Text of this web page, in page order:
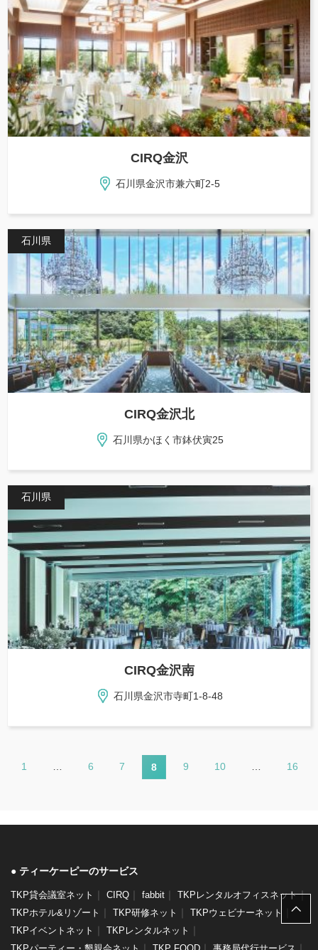
CIRQ金沢
石川県金沢市兼六町2-5
石川県
CIRQ金沢北
石川県かほく市鉢伏寅25
石川県
CIRQ金沢南
石川県金沢市寺町1-8-48
1 6 7 8 9 10 16
ティーケーピーのサービス
TKP貸会議室ネット CIRQ fabbit TKPレンタルオフィスネット｜
TKPホテル&リゾート TKP研修ネット TKPウェビナーネット ｜
TKPイベントネット TKPレンタルネット